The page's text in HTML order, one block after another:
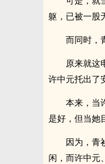
躯，已被一股
而同时，
原来就这
许中元托出了
本来，当
是好，但当她
因为，青
闲，而许中元